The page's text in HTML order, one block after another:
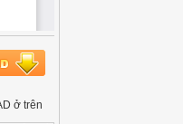
ở trên